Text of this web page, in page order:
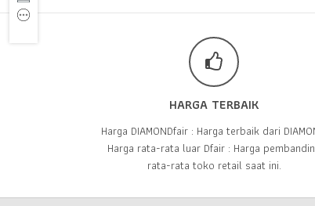
HARGA TERBAIK
Harga DIAMONDfair : Harga terbaik dari
Harga rata-rata luar Dfair : Harga
rata-rata toko retail saat ini.